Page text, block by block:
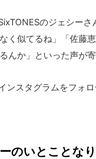
のジェシーさ
く似てるね」「佐藤
んか」といった声が寄
ンスタグラムをフォ
のいとことなり